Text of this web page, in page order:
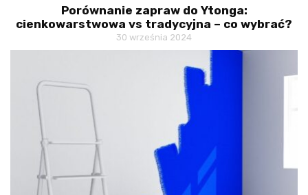
Porównanie zapraw do Ytonga:
cienkowarstwowa vs tradycyjna – co wybrać?
30 września 2024